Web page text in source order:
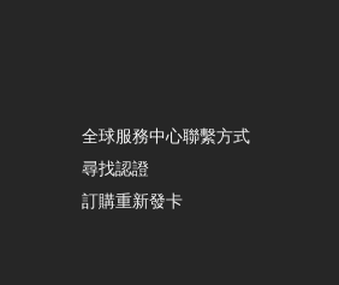
全球服務中心聯繫方式
尋找認證
訂購重新發卡